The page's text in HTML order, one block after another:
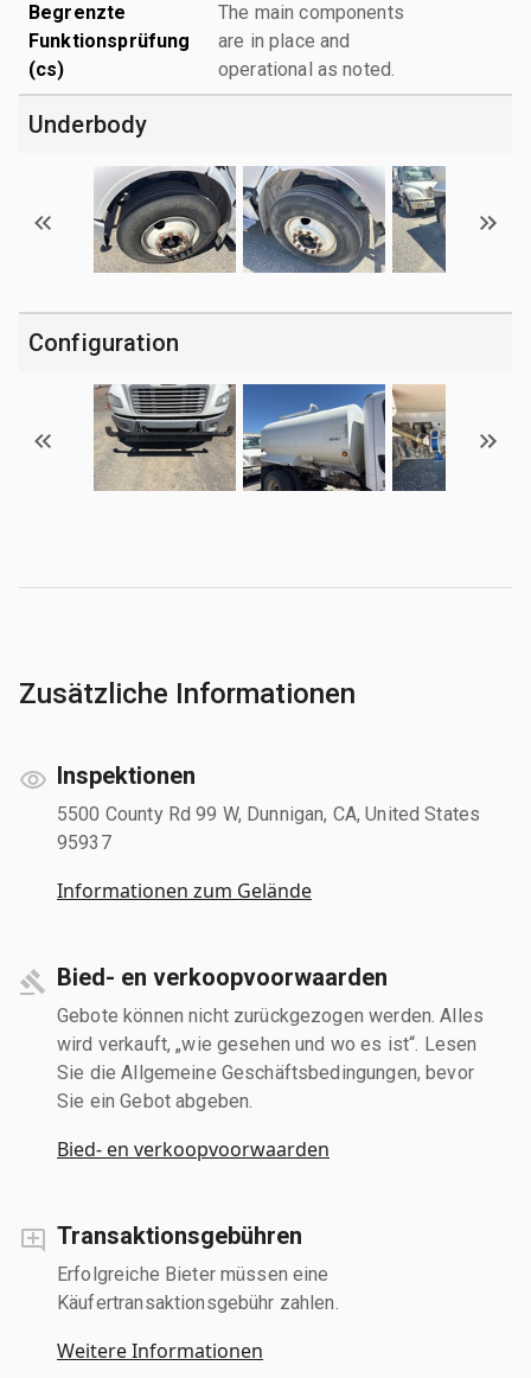
Begrenzte
Funktionsprüfung
(cs)
The main components
are in place and
operational as noted.
Underbody
Configuration
Zusätzliche Informationen
Inspektionen
5500 County Rd 99 W, Dunnigan, CA, United States
95937
Informationen zum Gelände
Bied- en verkoopvoorwaarden
Gebote können nicht zurückgezogen werden. Alles
wird verkauft, „wie gesehen und wo es ist“. Lesen
Sie die Allgemeine Geschäftsbedingungen, bevor
Sie ein Gebot abgeben.
Bied- en verkoopvoorwaarden
Transaktionsgebühren
Erfolgreiche Bieter müssen eine
Käufertransaktionsgebühr zahlen.
Weitere Informationen